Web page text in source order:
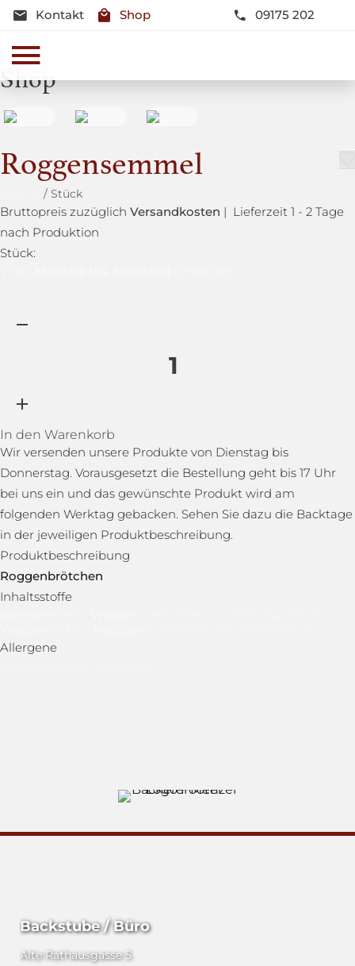
Kontakt Shop 09175 202
Shop
Roggensemmel
Bruttopreis zuzüglich Versandkosten | Lieferzeit 1 - 2 Tage
nach Produktion
Stück:
In den Warenkorb
Wir versenden unsere Produkte von Dienstag bis
Donnerstag. Vorausgesetzt die Bestellung geht bis 17 Uhr
bei uns ein und das gewünschte Produkt wird am
folgenden Werktag gebacken. Sehen Sie dazu die Backtage
in der jeweiligen Produktbeschreibung.
Produktbeschreibung
Roggenbrötchen
Inhaltsstoffe
Allergene
Backstube / Büro
Alte Rathausgasse 5